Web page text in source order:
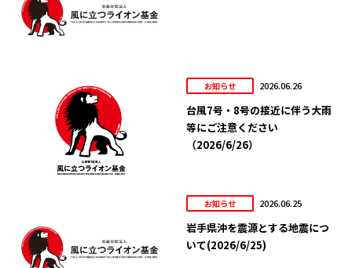
お知らせ 2026.06.26
台風7号・8号の接近に伴う大雨
等にご注意ください
（2026/6/26）
お知らせ 2026.06.25
岩手県沖を震源とする地震につ
いて(2026/6/25)